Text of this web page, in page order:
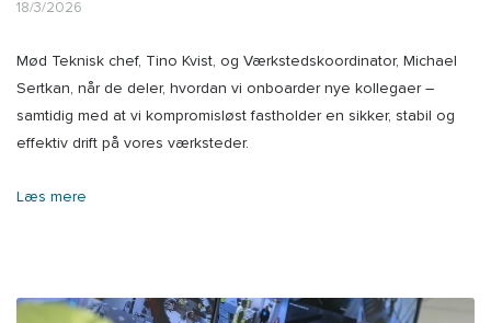
18/3/2026
Mød Teknisk chef, Tino Kvist, og Værkstedskoordinator, Michael
Sertkan, når de deler, hvordan vi onboarder nye kollegaer –
samtidig med at vi kompromisløst fastholder en sikker, stabil og
effektiv drift på vores værksteder.
Læs mere